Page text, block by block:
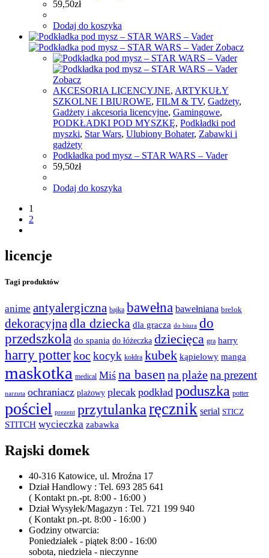
59,50zł
Dodaj do koszyka
Zobacz
Zobacz
AKCESORIA LICENCYJNE, ARTYKUŁY
SZKOLNE I BIUROWE, FILM & TV, Gadżety,
Gadżety i akcesoria licencyjne, Gamingowe,
PODKŁADKI POD MYSZKĘ, Podkładki pod
myszki, Star Wars, Ulubiony Bohater, Zabawki i
gadżety
Podkładka pod mysz – STAR WARS – Vader
59,50zł
Dodaj do koszyka
1
2
licencje
Tagi produktów
anime antyalergiczna bajka bawełna bawełniana brelok
dekoracyjna dla dziecka dla gracza do biura do
przedszkola do spania do łóżeczka dziecięca gra harry
harry potterkoc kocyk kołdra kubek kąpielowy manga
maskotka medical Miś na basenna plażena prezent
narzuta ochraniacz plażowy plecak podkład poduszka potter
pościel prezent przytulankaręcznik serial STICZ
STITCH wycieczka zabawka
Rajski domek
40-316 Katowice, ul. Mroźna 17
Dział Handlowy : Tel. 693 285 641
( Kontakt pn.-pt. 8:00 - 16:00 )
Dział Wysyłek/Magazyn : Tel. 721 199 940
( Kontakt pn.-pt. 8:00 - 16:00 )
Godziny otwarcia:
Poniedziałek - piątek 8:00 - 16:00
sobota, niedziela - nieczynne